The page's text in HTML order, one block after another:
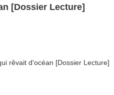
[Dossier Lecture]